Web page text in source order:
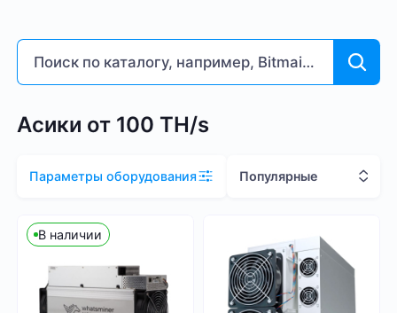
Асики от 100 TH/s
Параметры оборудования Популярные
В наличии